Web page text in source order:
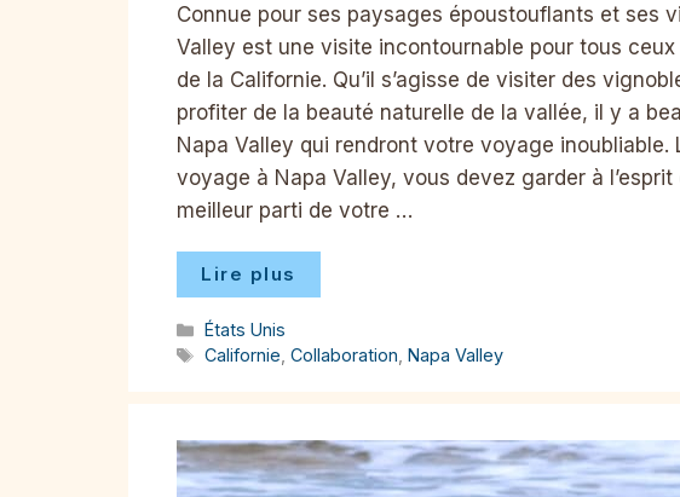
Connue pour ses paysages époustouflants et ses
Valley est une visite incontournable pour tous
de la Californie. Qu’il s’agisse de visiter des
profiter de la beauté naturelle de la vallée, il y a
Napa Valley qui rendront votre voyage
voyage à Napa Valley, vous devez garder à
meilleur parti de votre …
Lire plus
Catégories
États Unis
Étiquettes
Californie ,Collaboration ,Napa Valley